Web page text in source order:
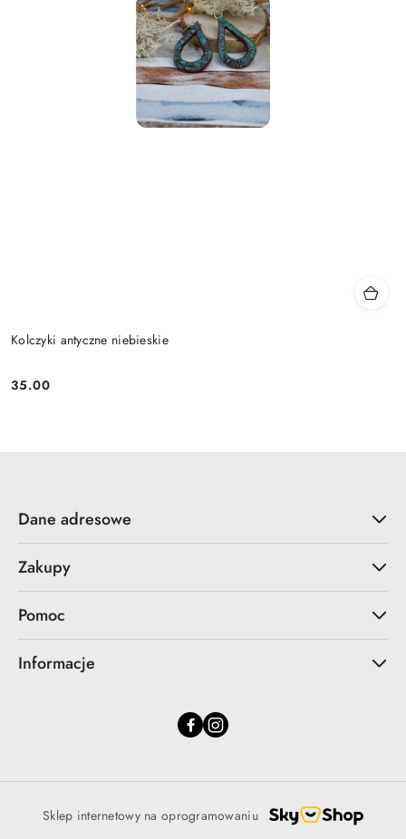
Kolczyki antyczne niebieskie
Cena:
35.00
Dane adresowe
Zakupy
Pomoc
Informacje
Sklep internetowy na oprogramowaniu